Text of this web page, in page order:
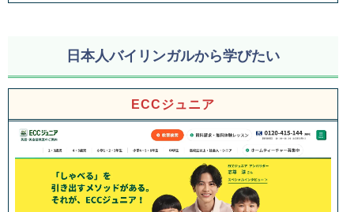
日本人バイリンガルから学びたい
ECCジュニア